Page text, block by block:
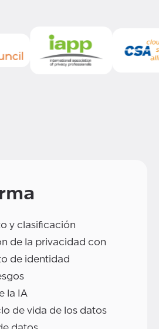
y clasificación
de la privacidad con
de identidad
la IA
de vida de los datos